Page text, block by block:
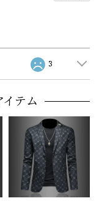
3
テム